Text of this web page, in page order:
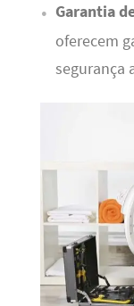
Garantia
oferecem
segurança